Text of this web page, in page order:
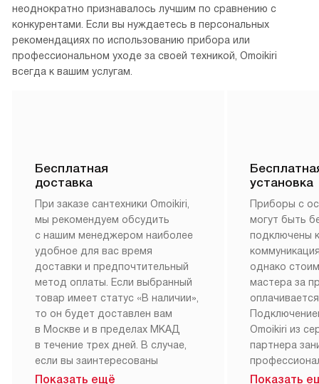
неоднократно признавалось лучшим по сравнению с
конкурентами. Если вы нуждаетесь в персональных
рекомендациях по использованию прибора или
профессиональном уходе за своей техникой, Omoikiri
всегда к вашим услугам.
Бесплатная
доставка
При заказе сантехники Omoikiri,
мы рекомендуем обсудить
с нашим менеджером наиболее
удобное для вас время
доставки и предпочтительный
метод оплаты. Если выбранный
товар имеет статус «В наличии»,
то он будет доставлен вам
в Москве и в пределах МКАД
в течение трех дней. В случае,
если вы заинтересованы
в товаре, который доступен
Показать ещё
установка
Приборы с
могут быть
подключены
однако
мастера за
Omoikiri из
партнера
Наш сервис
Показать